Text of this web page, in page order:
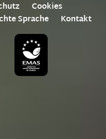
Cookies
Sprache Kontakt